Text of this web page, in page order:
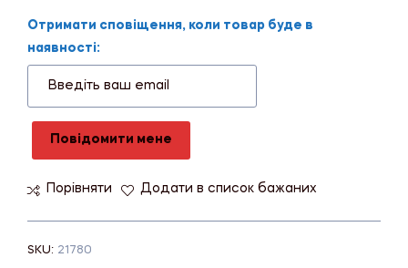
Отримати сповіщення, коли товар буде в
наявності:
Повідомити мене
Порівняти Додати в список бажаних
SKU: 21780